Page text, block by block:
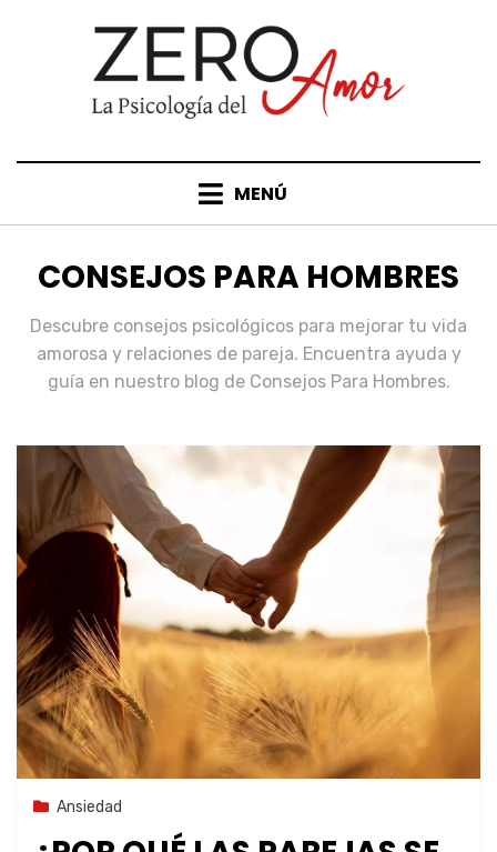
MENÚ
CATEGORÍA
:
CONSEJOS PARA HOMBRES
Descubre consejos psicológicos para mejorar tu vida
amorosa y relaciones de pareja. Encuentra ayuda y
guía en nuestro blog de Consejos Para Hombres.
8 de noviembre de 2023
Ansiedad